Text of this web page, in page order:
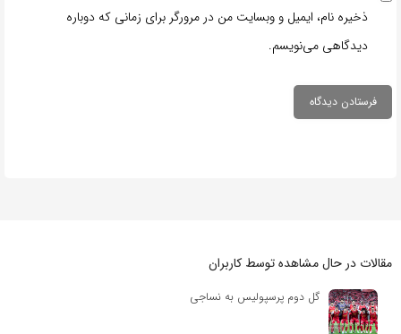
ذخیره نام، ایمیل و وبسایت من در مرورگر برای زمانی که دوباره
دیدگاهی می‌نویسم.
مقالات در حال مشاهده توسط کاربران
گل دوم پرسپولیس به نساجی